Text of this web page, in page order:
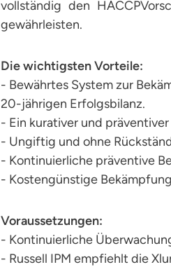
vollständig den
gewährleisten.
Die wichtigsten Vorteile:
- Bewährtes System zur
20-jährigen Erfolgsbilanz.
- Ein kurativer und
- Ungiftig und ohne
- Kontinuierliche präventive
- Kostengünstige
Voraussetzungen:
- Kontinuierliche
- Russell IPM empfiehlt die